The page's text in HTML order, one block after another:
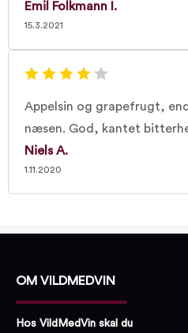
Emil Folkmann I.
15.3.2021
Appelsin og grapefrugt,
næsen. God, kantet
Niels A.
1.11.2020
OM VILDMEDVIN
Hos VildMedVin skal du